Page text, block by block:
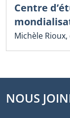
Centre
Michèle
NOUS